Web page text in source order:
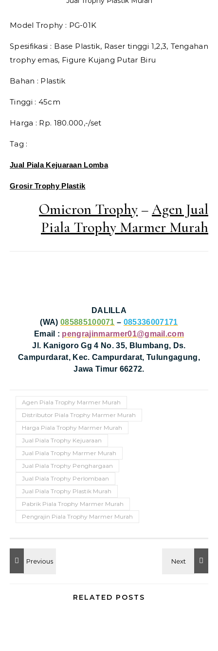
Model Trophy : PG-01K
Spesifikasi : Base Plastik, Raser tinggi 1,2,3, Tengahan
trophy emas, Figure Kujang Putar Biru
Bahan : Plastik
Tinggi : 45cm
Harga : Rp. 180.000,-/set
Tag :
Jual Piala Kejuaraan Lomba
Grosir Trophy Plastik
Omicron Trophy–Agen Jual
Piala Trophy Marmer Murah
DALILLA
(WA) 085885100071 – 085336007171
Email : pengrajinmarmer01@gmail.com
Jl. Kanigoro Gg 4 No. 35, Blumbang, Ds.
Campurdarat, Kec. Campurdarat, Tulungagung,
Jawa Timur 66272.
Agen Piala Trophy Marmer Murah
Distributor Piala Trophy Marmer Murah
Harga Piala Trophy Marmer Murah
Jual Piala Trophy Kejuaraan
Jual Piala Trophy Marmer Murah
Jual Piala Trophy Penghargaan
Jual Piala Trophy Perlombaan
Jual Piala Trophy Plastik Murah
Pabrik Piala Trophy Marmer Murah
Pengrajin Piala Trophy Marmer Murah
RELATED POSTS